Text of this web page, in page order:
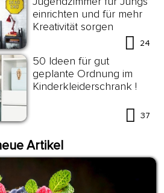
einrichten und für mehr
Kreativität sorgen
24
50 Ideen für gut
geplante Ordnung im
Kinderkleiderschrank !
37
Artikel